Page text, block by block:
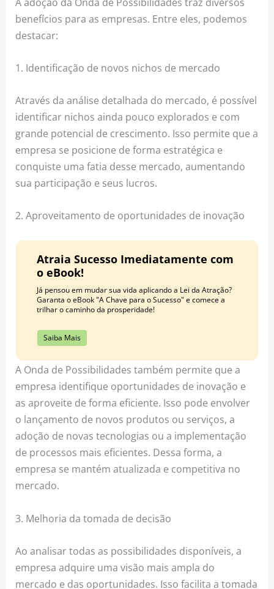
benefícios para as empresas. Entre eles, podemos
destacar:
1. Identificação de novos nichos de mercado
Através da análise detalhada do mercado, é possível
identificar nichos ainda pouco explorados e com
grande potencial de crescimento. Isso permite que a
empresa se posicione de forma estratégica e
conquiste uma fatia desse mercado, aumentando
sua participação e seus lucros.
2. Aproveitamento de oportunidades de inovação
Atraia Sucesso Imediatamente com
o eBook!
Já pensou em mudar sua vida aplicando a Lei da Atração?
Garanta o eBook "A Chave para o Sucesso" e comece a
trilhar o caminho da prosperidade!
Saiba Mais
A Onda de Possibilidades também permite que a
empresa identifique oportunidades de inovação e
as aproveite de forma eficiente. Isso pode envolver
o lançamento de novos produtos ou serviços, a
adoção de novas tecnologias ou a implementação
de processos mais eficientes. Dessa forma, a
empresa se mantém atualizada e competitiva no
mercado.
3. Melhoria da tomada de decisão
Ao analisar todas as possibilidades disponíveis, a
empresa adquire uma visão mais ampla do
mercado e das oportunidades. Isso facilita a tomada